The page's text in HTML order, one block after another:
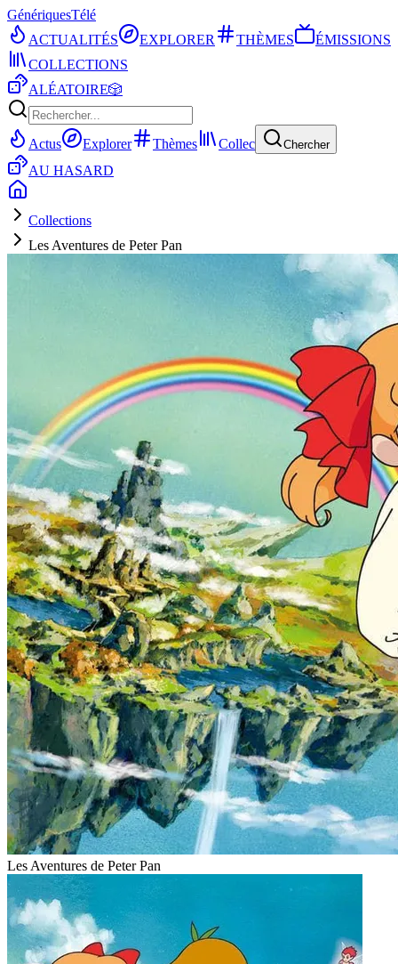
GénériquesTélé
ACTUALITÉS
EXPLORER THÈMES
ÉMISSIONS
COLLECTIONS
ALÉATOIRE🎲
Actus Explorer Thèmes Collec Chercher
AU HASARD
Collections
Les Aventures de Peter Pan
Les Aventures de Peter Pan